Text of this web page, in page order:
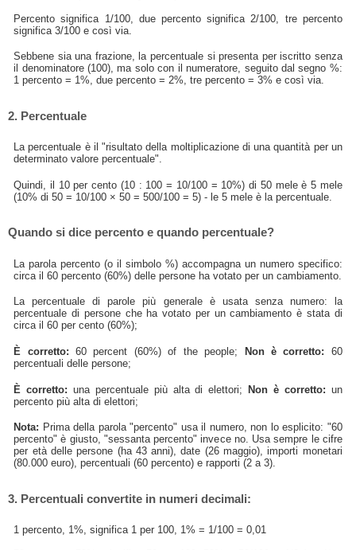
Percento significa 1/100, due percento significa 2/100, tre percento
significa 3/100 e così via.
Sebbene sia una frazione, la percentuale si presenta per iscritto senza
il denominatore (100), ma solo con il numeratore, seguito dal segno %:
1 percento = 1%, due percento = 2%, tre percento = 3% e così via.
2. Percentuale
La percentuale è il "risultato della moltiplicazione di una quantità per un
determinato valore percentuale".
Quindi, il 10 per cento (10 : 100 = 10/100 = 10%) di 50 mele è 5 mele
(10% di 50 = 10/100 × 50 = 500/100 = 5) - le 5 mele è la percentuale.
Quando si dice percento e quando percentuale?
La parola percento (o il simbolo %) accompagna un numero specifico:
circa il 60 percento (60%) delle persone ha votato per un cambiamento.
La percentuale di parole più generale è usata senza numero: la
percentuale di persone che ha votato per un cambiamento è stata di
circa il 60 per cento (60%);
È corretto: 60 percent (60%) of the people; Non è corretto: 60
percentuali delle persone;
È corretto: una percentuale più alta di elettori;Non è corretto: un
percento più alta di elettori;
Nota: Prima della parola "percento" usa il numero, non lo esplicito: "60
percento" è giusto, "sessanta percento" invece no. Usa sempre le cifre
per età delle persone (ha 43 anni), date (26 maggio), importi monetari
(80.000 euro), percentuali (60 percento) e rapporti (2 a 3).
3. Percentuali convertite in numeri decimali:
1 percento, 1%, significa 1 per 100, 1% = 1/100 = 0,01